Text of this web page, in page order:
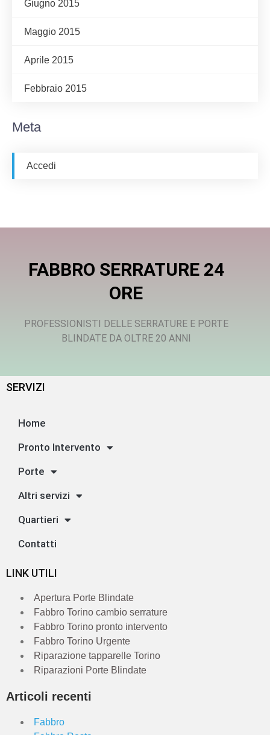
Giugno 2015
Maggio 2015
Aprile 2015
Febbraio 2015
Meta
Accedi
FABBRO SERRATURE 24
ORE
PROFESSIONISTI DELLE SERRATURE E PORTE
BLINDATE DA OLTRE 20 ANNI
SERVIZI
Home
Pronto Intervento
Porte
Altri servizi
Quartieri
Contatti
LINK UTILI
Apertura Porte Blindate
Fabbro Torino cambio serrature
Fabbro Torino pronto intervento
Fabbro Torino Urgente
Riparazione tapparelle Torino
Riparazioni Porte Blindate
Articoli recenti
Fabbro